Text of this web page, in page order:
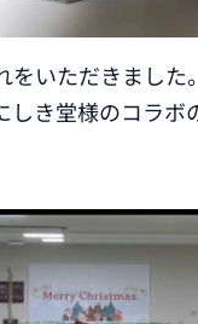
いただきました。
き堂様のコラボ